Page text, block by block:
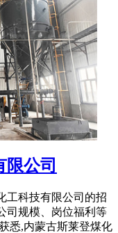
限公司
工科技有限公司的招
司规模、岗位福利等
悉,内蒙古斯莱登煤化